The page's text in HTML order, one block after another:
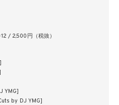
/ 2,500円（税抜）
YMG]
by DJ YMG]